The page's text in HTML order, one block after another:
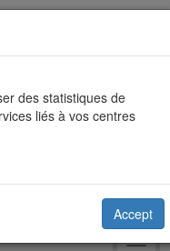
des statistiques de
liés à vos centres
Accept